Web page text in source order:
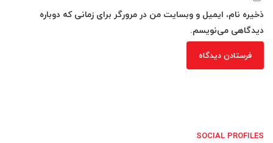
ذخیره نام، ایمیل و وبسایت من در مرورگر برای زمانی که دوباره
دیدگاهی می‌نویسم.
SOCIAL PROFILES